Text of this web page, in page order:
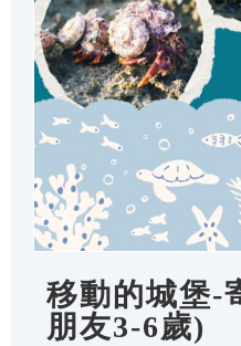
移動的城堡-
朋友3-6歲)